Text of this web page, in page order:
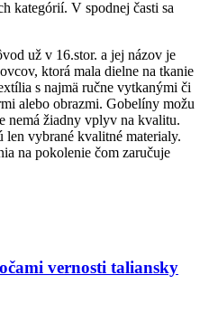
kategórií. V spodnej časti sa
už v 16.stor. a jej názov je
ktorá mala dielne na tkanie
s najmä ručne vytkanými či
alebo obrazmi. Gobelíny možu
nemá žiadny vplyv na kvalitu.
vybrané kvalitné materialy.
na pokolenie čom zaručuje
vernosti taliansky